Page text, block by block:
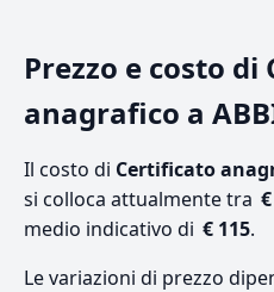
Prezzo e costo
anagrafico a
Il costo di Certificato
si colloca attualmente tra
medio indicativo di € 115.
Le variazioni di prezzo